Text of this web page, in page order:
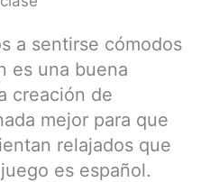
a sentirse cómodos
es una buena
creación de
mejor para que
relajados que
es español.